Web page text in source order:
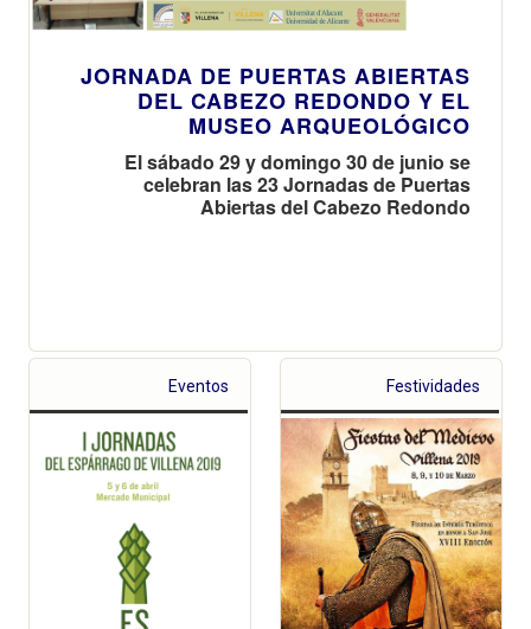
JORNADA DE PUERTAS ABIERTAS
DEL CABEZO REDONDO Y EL
MUSEO ARQUEOLÓGICO
El sábado 29 y domingo 30 de junio se
celebran las 23 Jornadas de Puertas
Abiertas del Cabezo Redondo
Eventos Festividades